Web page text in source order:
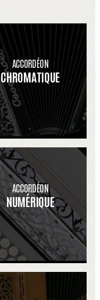
ACCORDÉON
CHROMATIQUE
ACCORDÉON
NUMÉRIQUE